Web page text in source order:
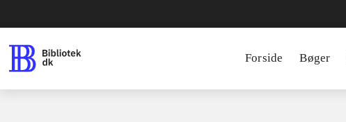
Forside Bøger